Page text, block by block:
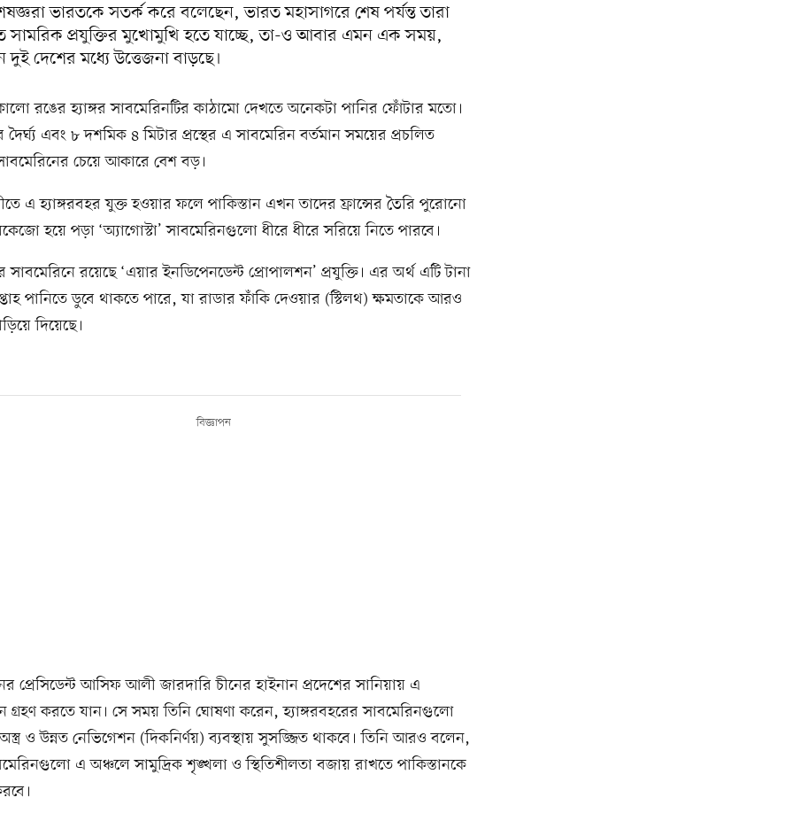
ভারতকে সতর্ক করে বলেছেন, ভারত মহাসাগরে শেষ পর্যন্ত তারা
সামরিক প্রযুক্তির মুখোমুখি হতে যাচ্ছে, তা-ও আবার এমন এক সময়,
দেশের মধ্যে উত্তেজনা বাড়ছে।
রঙের হ্যাঙ্গর সাবমেরিনটির কাঠামো দেখতে অনেকটা পানির ফোঁটার মতো।
দৈর্ঘ্য এবং ৮ দশমিক ৪ মিটার প্রস্থের এ সাবমেরিন বর্তমান সময়ের প্রচলিত
চেয়ে আকারে বেশ বড়।
এ হ্যাঙ্গরবহর যুক্ত হওয়ার ফলে পাকিস্তান এখন তাদের ফ্রান্সের তৈরি পুরোনো
হয়ে পড়া ‘অ্যাগোস্টা’ সাবমেরিনগুলো ধীরে ধীরে সরিয়ে নিতে পারবে।
সাবমেরিনে রয়েছে ‘এয়ার ইনডিপেনডেন্ট প্রোপালশন’ প্রযুক্তি। এর অর্থ এটি টানা
পানিতে ডুবে থাকতে পারে, যা রাডার ফাঁকি দেওয়ার (স্টিলথ) ক্ষমতাকে আরও
দিয়েছে।
বিজ্ঞাপন
প্রেসিডেন্ট আসিফ আলী জারদারি চীনের হাইনান প্রদেশের সানিয়ায় এ
গ্রহণ করতে যান। সে সময় তিনি ঘোষণা করেন, হ্যাঙ্গরবহরের সাবমেরিনগুলো
ও উন্নত নেভিগেশন (দিকনির্ণয়) ব্যবস্থায় সুসজ্জিত থাকবে। তিনি আরও বলেন,
এ অঞ্চলে সামুদ্রিক শৃঙ্খলা ও স্থিতিশীলতা বজায় রাখতে পাকিস্তানকে